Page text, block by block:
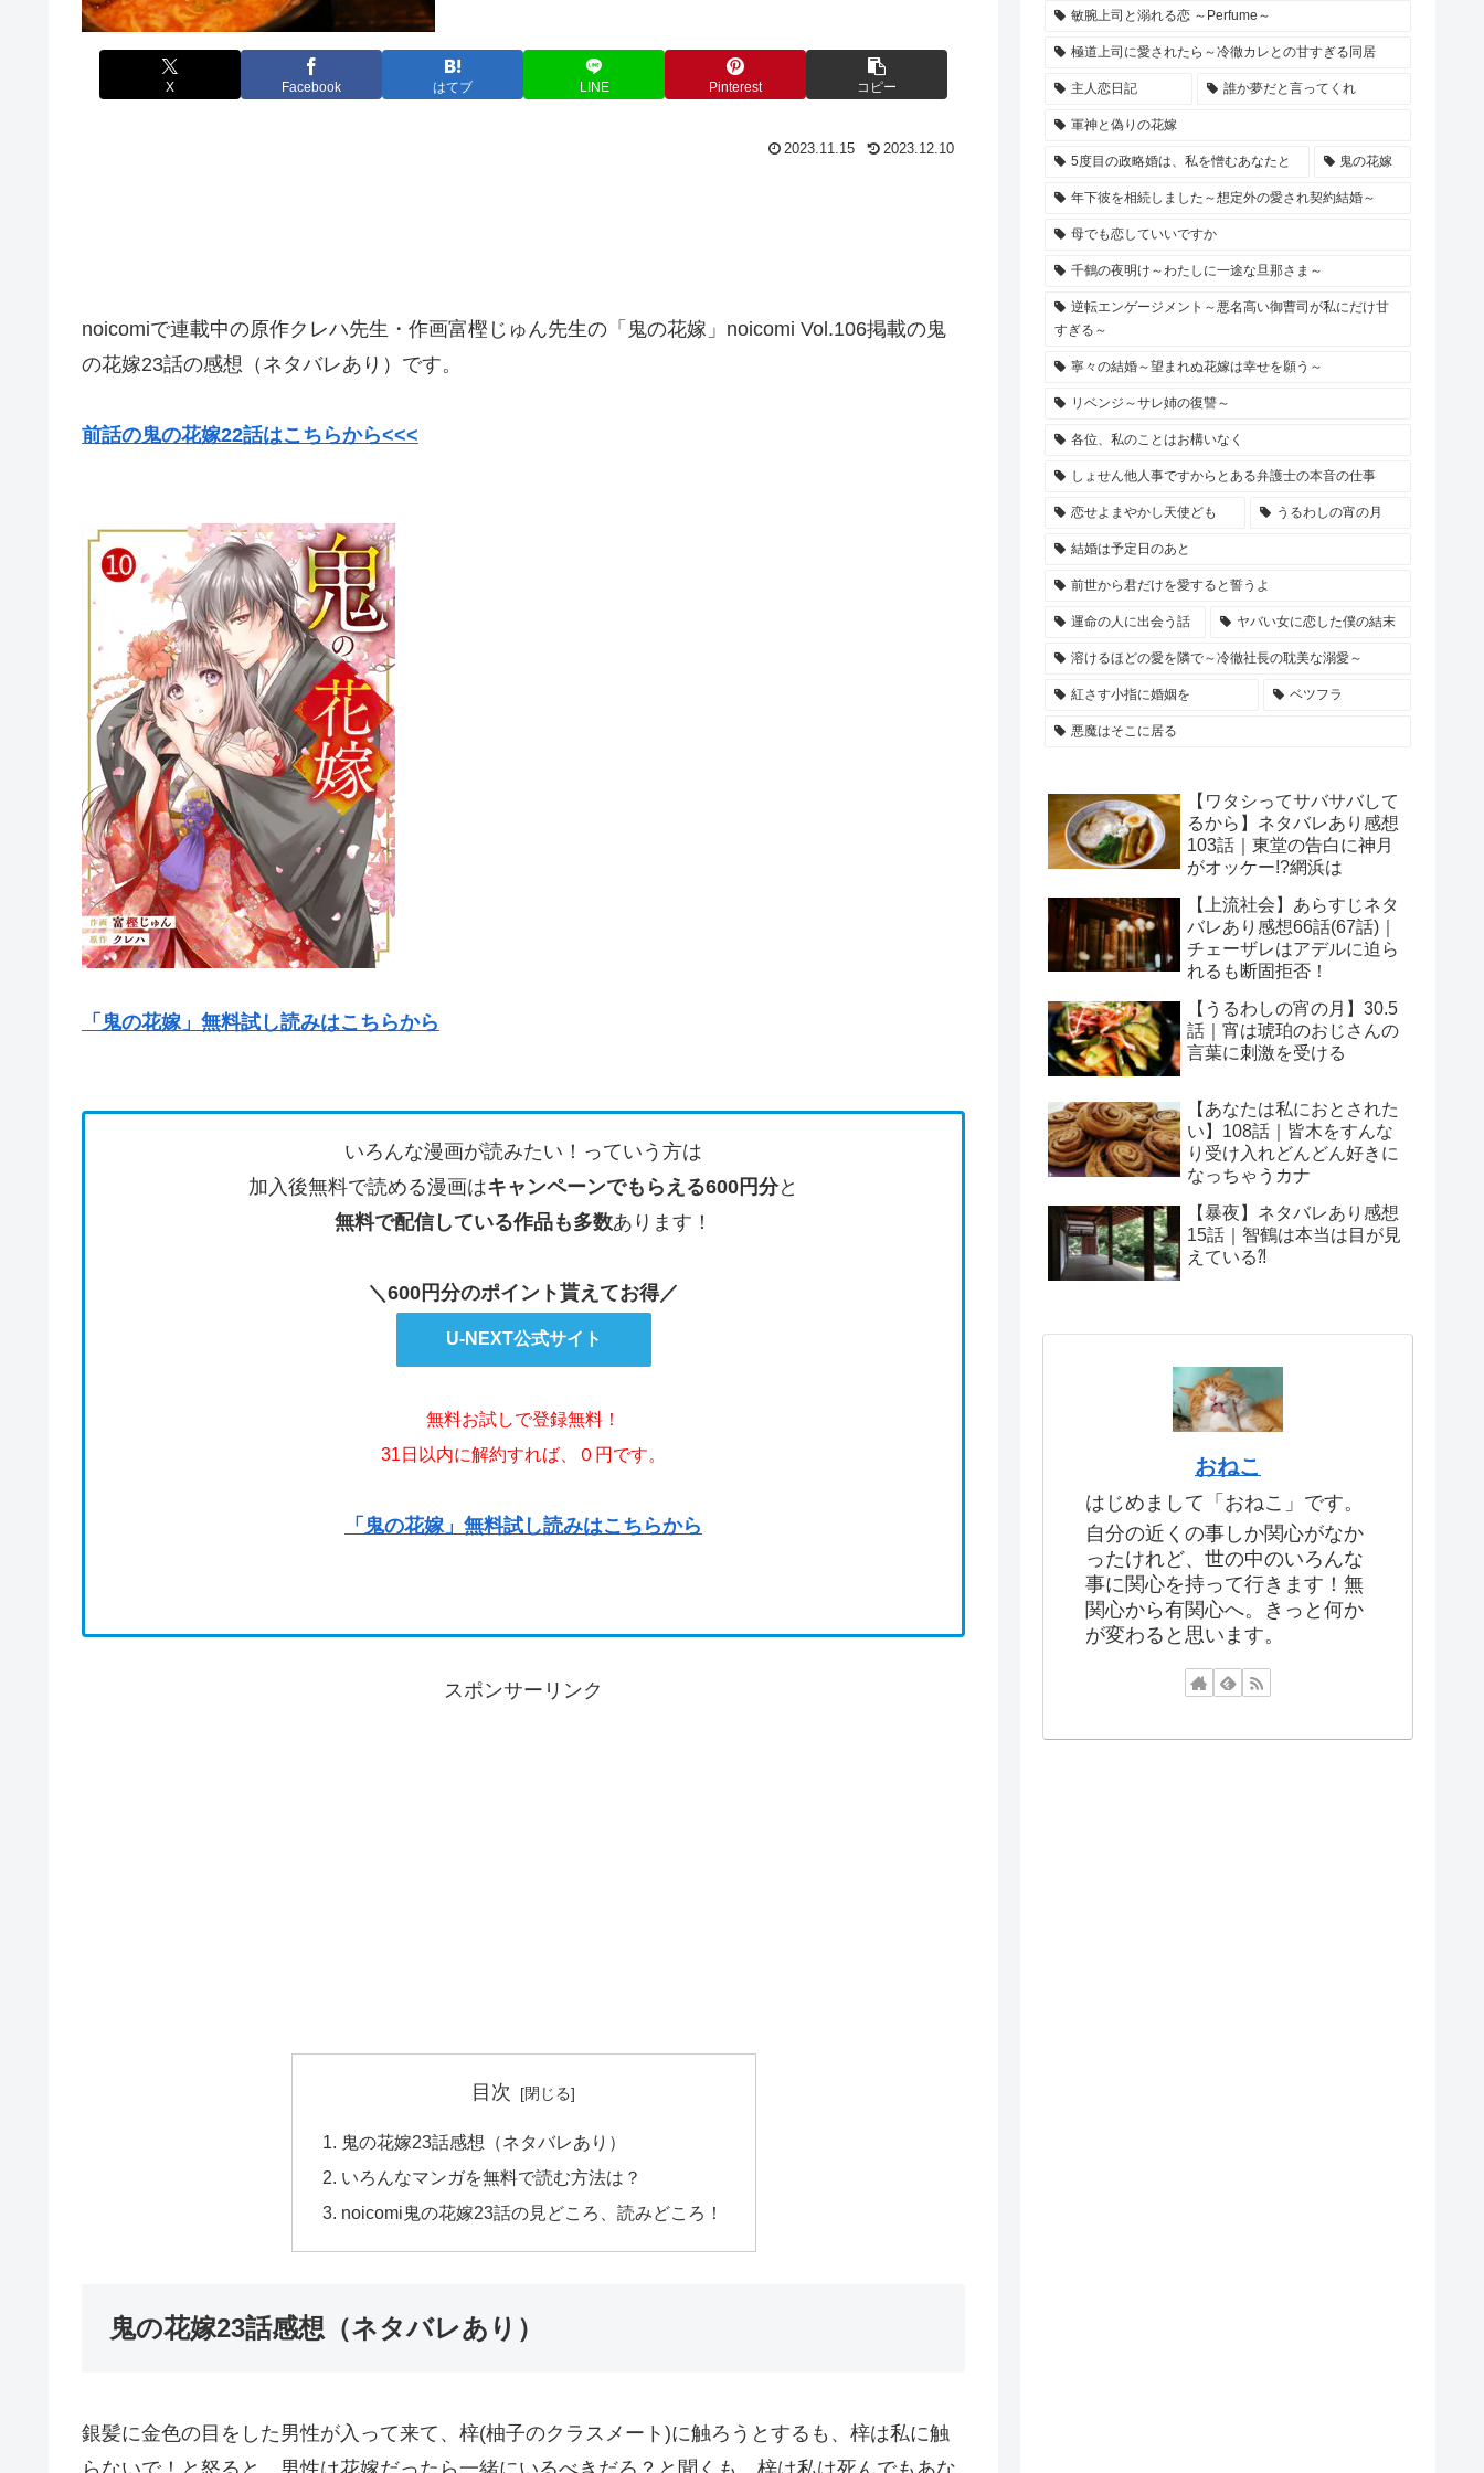
X Facebook はてブ LINE Pinterest コピー
2023.11.15 2023.12.10
noicomiで連載中の原作クレハ先生・作画富樫じゅん先生の「鬼の花嫁」noicomi Vol.106掲載の鬼
の花嫁23話の感想（ネタバレあり）です。
前話の鬼の花嫁22話はこちらから<<<
「鬼の花嫁」無料試し読みはこちらから
いろんな漫画が読みたい！っていう方は
加入後無料で読める漫画はキャンペーンでもらえる600円分と
無料で配信している作品も多数あります！
＼600円分のポイント貰えてお得／
U-NEXT公式サイト
無料お試しで登録無料！
31日以内に解約すれば、０円です。
「鬼の花嫁」無料試し読みはこちらから
スポンサーリンク
目次
鬼の花嫁23話感想（ネタバレあり）
いろんなマンガを無料で読む方法は？
noicomi鬼の花嫁23話の見どころ、読みどころ！
鬼の花嫁23話感想（ネタバレあり）
銀髪に金色の目をした男性が入って来て、梓(柚子のクラスメート)に触ろうとするも、梓は私に触
らないで！と怒ると、男性は花嫁だったら一緒にいるべきだろ？と聞くも、梓は私は死んでもあな
敏腕上司と溺れる恋 ～Perfume～
極道上司に愛されたら～冷徹カレとの甘すぎる同居
主人恋日記 誰か夢だと言ってくれ
軍神と偽りの花嫁
5度目の政略婚は、私を憎むあなたと 鬼の花嫁
年下彼を相続しました～想定外の愛され契約結婚～
母でも恋していいですか
千鶴の夜明け～わたしに一途な旦那さま～
逆転エンゲージメント～悪名高い御曹司が私にだけ甘
すぎる～
寧々の結婚～望まれぬ花嫁は幸せを願う～
リベンジ～サレ姉の復讐～
各位、私のことはお構いなく
しょせん他人事ですからとある弁護士の本音の仕事
恋せよまやかし天使ども うるわしの宵の月
結婚は予定日のあと
前世から君だけを愛すると誓うよ
運命の人に出会う話 ヤバい女に恋した僕の結末
溶けるほどの愛を隣で～冷徹社長の耽美な溺愛～
紅さす小指に婚姻を ベツフラ
悪魔はそこに居る
【ワタシってサバサバして
るから】ネタバレあり感想
103話｜東堂の告白に神月
がオッケー!?網浜は
【上流社会】あらすじネタ
バレあり感想66話(67話)｜
チェーザレはアデルに迫ら
れるも断固拒否！
【うるわしの宵の月】30.5
話｜宵は琥珀のおじさんの
言葉に刺激を受ける
【あなたは私におとされた
い】108話｜皆木をすんな
り受け入れどんどん好きに
なっちゃうカナ
【暴夜】ネタバレあり感想
15話｜智鶴は本当は目が見
えている⁈
おねこ
はじめまして「おねこ」です。
自分の近くの事しか関心がなか
ったけれど、世の中のいろんな
事に関心を持って行きます！無
関心から有関心へ。きっと何か
が変わると思います。